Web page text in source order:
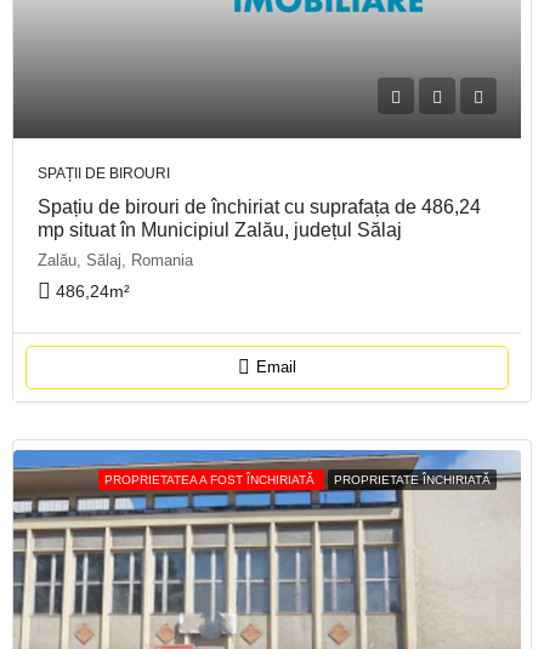
SPAȚII DE BIROURI
Spațiu de birouri de închiriat cu suprafața de 486,24
mp situat în Municipiul Zalău, județul Sălaj
Zalău, Sălaj, Romania
486,24m²
Email
PROPRIETATEA A FOST ÎNCHIRIATĂ PROPRIETATE ÎNCHIRIATĂ